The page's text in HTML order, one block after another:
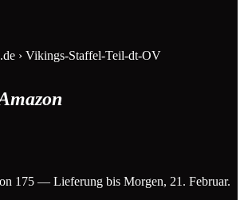
› Vikings-Staffel-Teil-dt-OV
175 — Lieferung bis Morgen, 21. Februar.